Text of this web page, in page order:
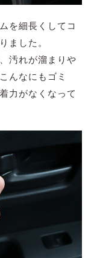
を細長くしてコ
ました。
汚れが溜まりや
んなにもゴミ
力がなくなって